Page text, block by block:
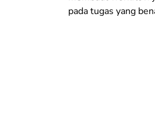
pada tugas yang